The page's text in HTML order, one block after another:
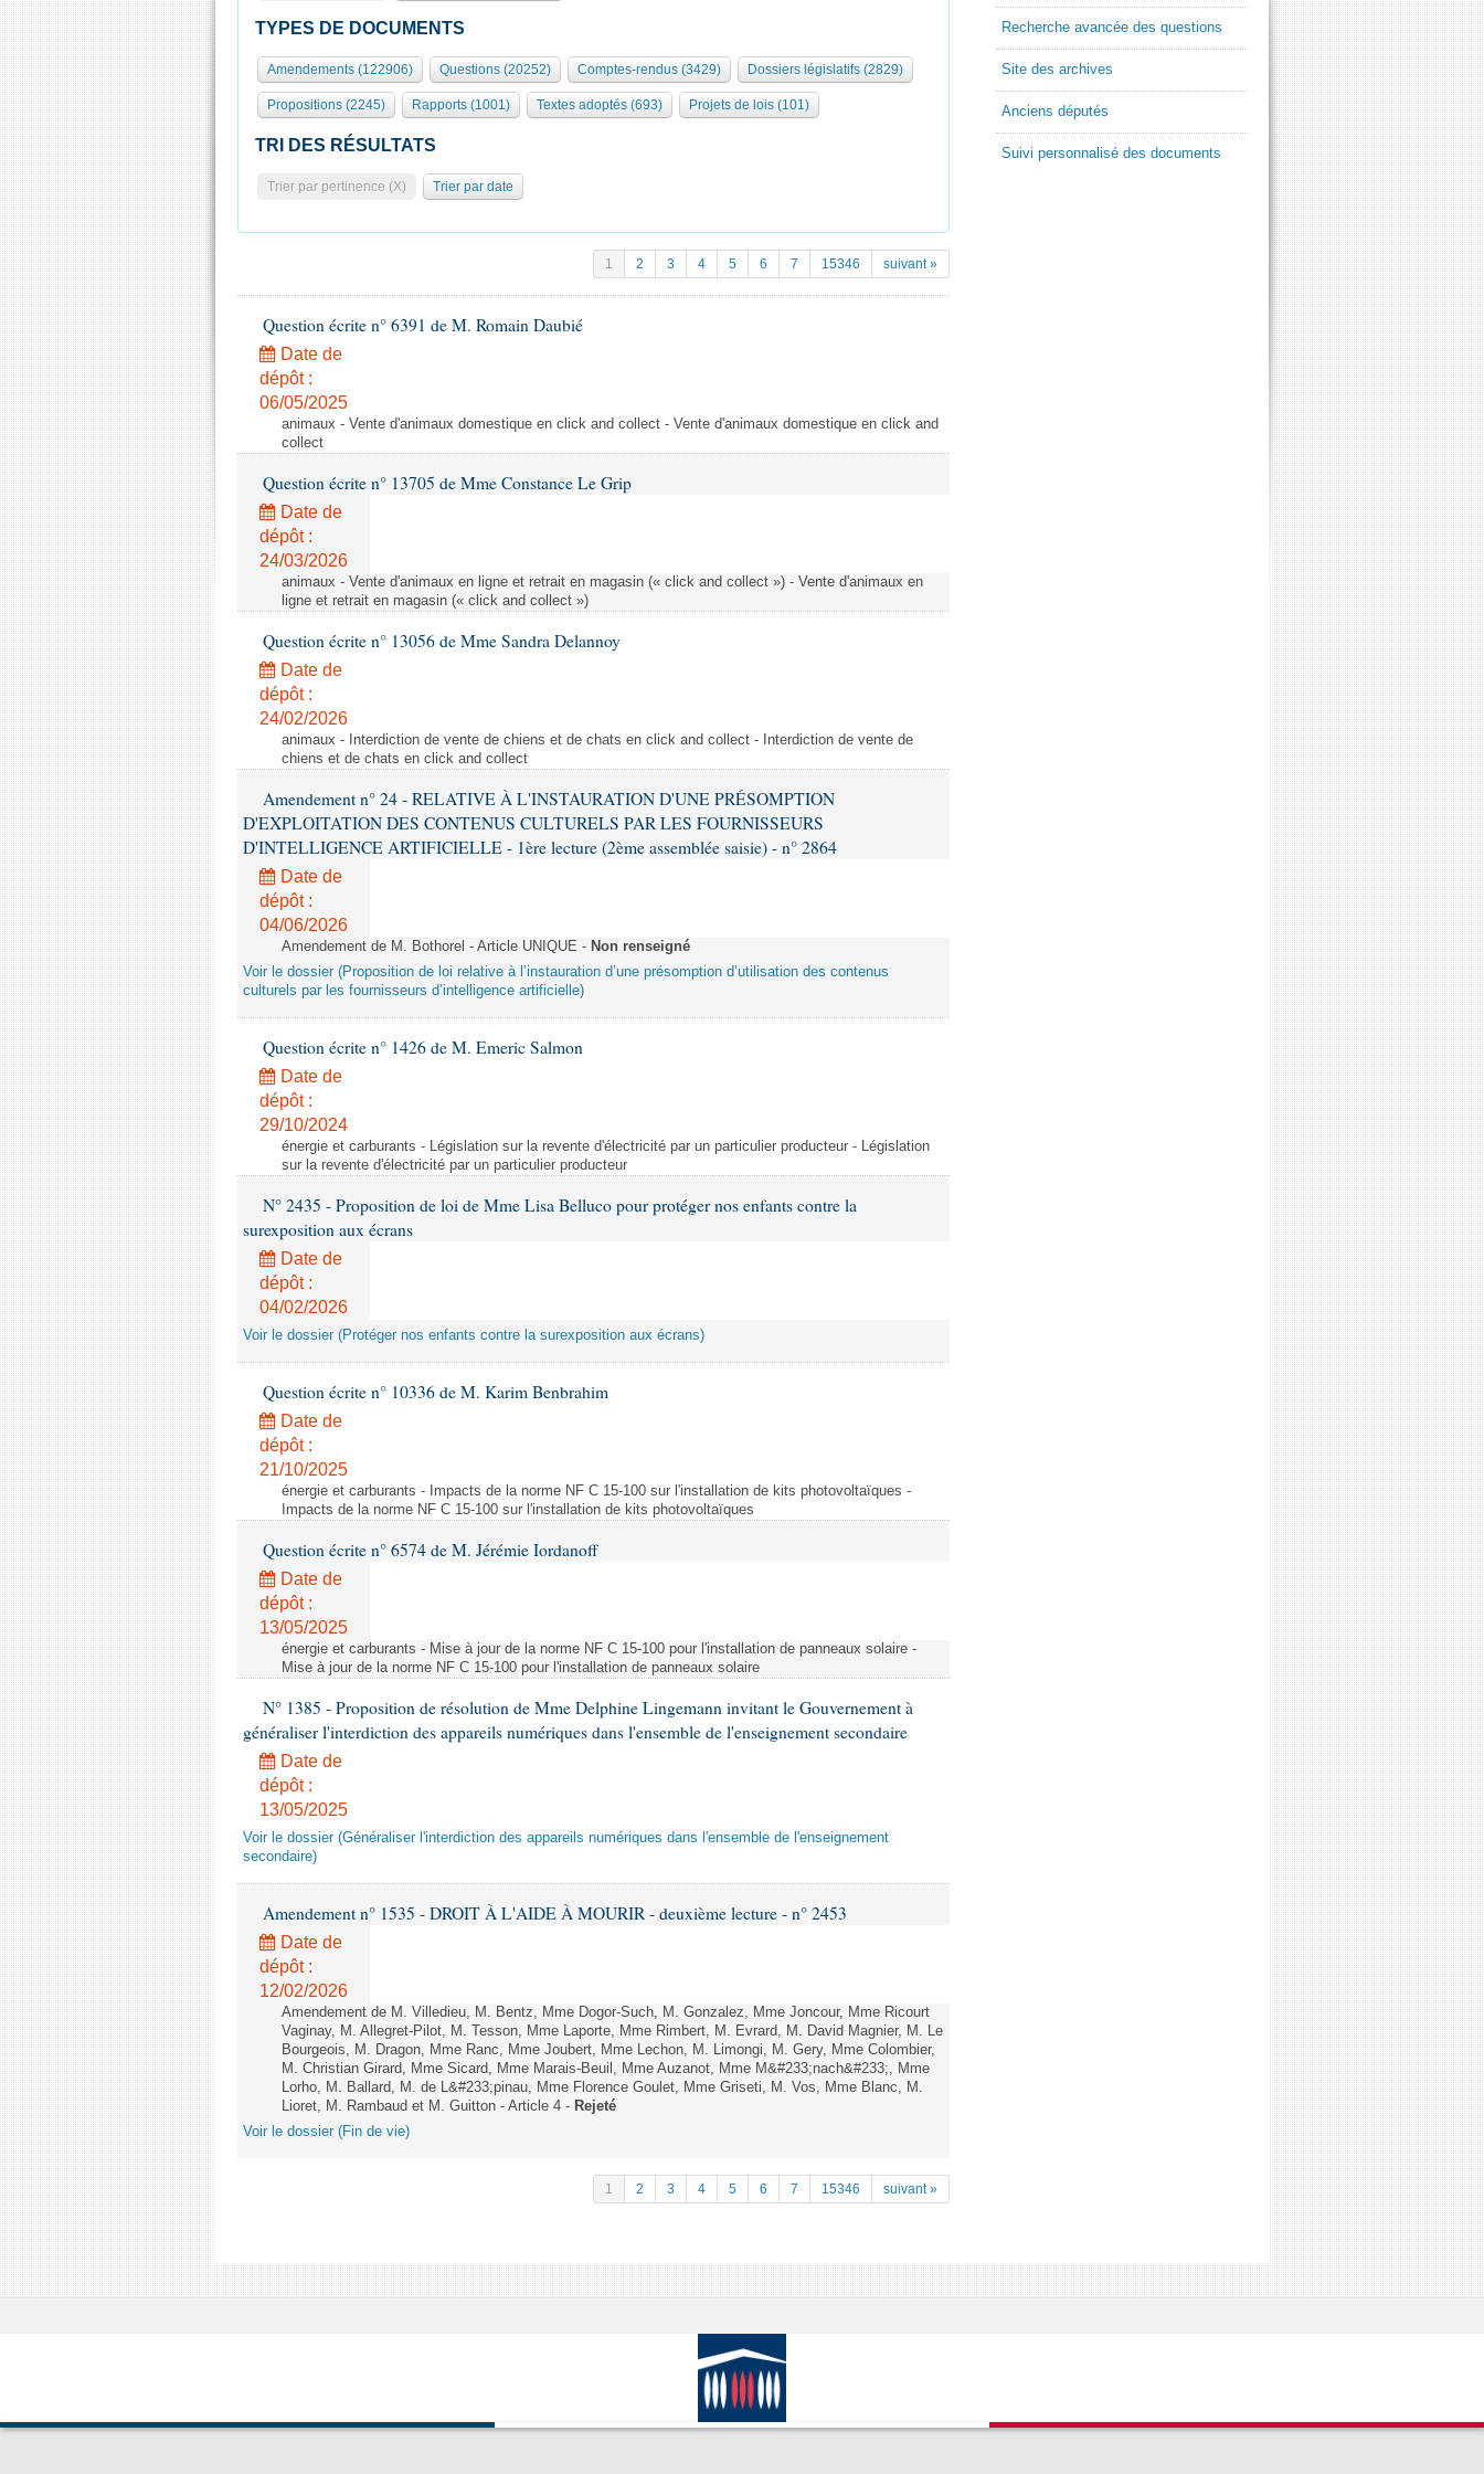
TYPES DE DOCUMENTS
Amendements (122906) Questions (20252) Comptes-rendus (3429) Dossiers législatifs (2829)
Propositions (2245) Rapports (1001) Textes adoptés (693) Projets de lois (101)
TRI DES RÉSULTATS
Trier par pertinence (X) Trier par date
1 2 3 4 5 6 7 15346 suivant »
Question écrite n° 6391 de M. Romain Daubié
Date de
dépôt :
06/05/2025
animaux - Vente d'animaux domestique en click and collect - Vente d'animaux domestique en click and
collect
Question écrite n° 13705 de Mme Constance Le Grip
Date de
dépôt :
24/03/2026
animaux - Vente d'animaux en ligne et retrait en magasin (« click and collect ») - Vente d'animaux en
ligne et retrait en magasin (« click and collect »)
Question écrite n° 13056 de Mme Sandra Delannoy
Date de
dépôt :
24/02/2026
animaux - Interdiction de vente de chiens et de chats en click and collect - Interdiction de vente de
chiens et de chats en click and collect
Amendement n° 24 - RELATIVE À L'INSTAURATION D'UNE PRÉSOMPTION
D'EXPLOITATION DES CONTENUS CULTURELS PAR LES FOURNISSEURS
D'INTELLIGENCE ARTIFICIELLE - 1ère lecture (2ème assemblée saisie) - n° 2864
Date de
dépôt :
04/06/2026
Amendement de M. Bothorel - Article UNIQUE - Non renseigné
Voir le dossier (Proposition de loi relative à l’instauration d’une présomption d’utilisation des contenus
culturels par les fournisseurs d’intelligence artificielle)
Question écrite n° 1426 de M. Emeric Salmon
Date de
dépôt :
29/10/2024
énergie et carburants - Législation sur la revente d'électricité par un particulier producteur - Législation
sur la revente d'électricité par un particulier producteur
N° 2435 - Proposition de loi de Mme Lisa Belluco pour protéger nos enfants contre la
surexposition aux écrans
Date de
dépôt :
04/02/2026
Voir le dossier (Protéger nos enfants contre la surexposition aux écrans)
Question écrite n° 10336 de M. Karim Benbrahim
Date de
dépôt :
21/10/2025
énergie et carburants - Impacts de la norme NF C 15-100 sur l'installation de kits photovoltaïques -
Impacts de la norme NF C 15-100 sur l'installation de kits photovoltaïques
Question écrite n° 6574 de M. Jérémie Iordanoff
Date de
dépôt :
13/05/2025
énergie et carburants - Mise à jour de la norme NF C 15-100 pour l'installation de panneaux solaire -
Mise à jour de la norme NF C 15-100 pour l'installation de panneaux solaire
N° 1385 - Proposition de résolution de Mme Delphine Lingemann invitant le Gouvernement à
généraliser l'interdiction des appareils numériques dans l'ensemble de l'enseignement secondaire
Date de
dépôt :
13/05/2025
Voir le dossier (Généraliser l'interdiction des appareils numériques dans l'ensemble de l'enseignement
secondaire)
Amendement n° 1535 - DROIT À L'AIDE À MOURIR - deuxième lecture - n° 2453
Date de
dépôt :
12/02/2026
Amendement de M. Villedieu, M. Bentz, Mme Dogor-Such, M. Gonzalez, Mme Joncour, Mme Ricourt
Vaginay, M. Allegret-Pilot, M. Tesson, Mme Laporte, Mme Rimbert, M. Evrard, M. David Magnier, M. Le
Bourgeois, M. Dragon, Mme Ranc, Mme Joubert, Mme Lechon, M. Limongi, M. Gery, Mme Colombier,
M. Christian Girard, Mme Sicard, Mme Marais-Beuil, Mme Auzanot, Mme M&#233;nach&#233;, Mme
Lorho, M. Ballard, M. de L&#233;pinau, Mme Florence Goulet, Mme Griseti, M. Vos, Mme Blanc, M.
Lioret, M. Rambaud et M. Guitton - Article 4 - Rejeté
Voir le dossier (Fin de vie)
1 2 3 4 5 6 7 15346 suivant »
Recherche avancée des questions
Site des archives
Anciens députés
Suivi personnalisé des documents